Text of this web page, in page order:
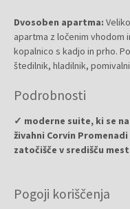
Dvosoben apartma:
apartma z ločenim vhodom
kopalnico s kadjo in prho.
štedilnik, hladilnik,
zvočno izolirane stene,
Podrobnosti
✓ moderne suite, ki se
živahni Corvin
zatočišče v središču
ESCALAvaša najboljša
Pogoji koriščenja